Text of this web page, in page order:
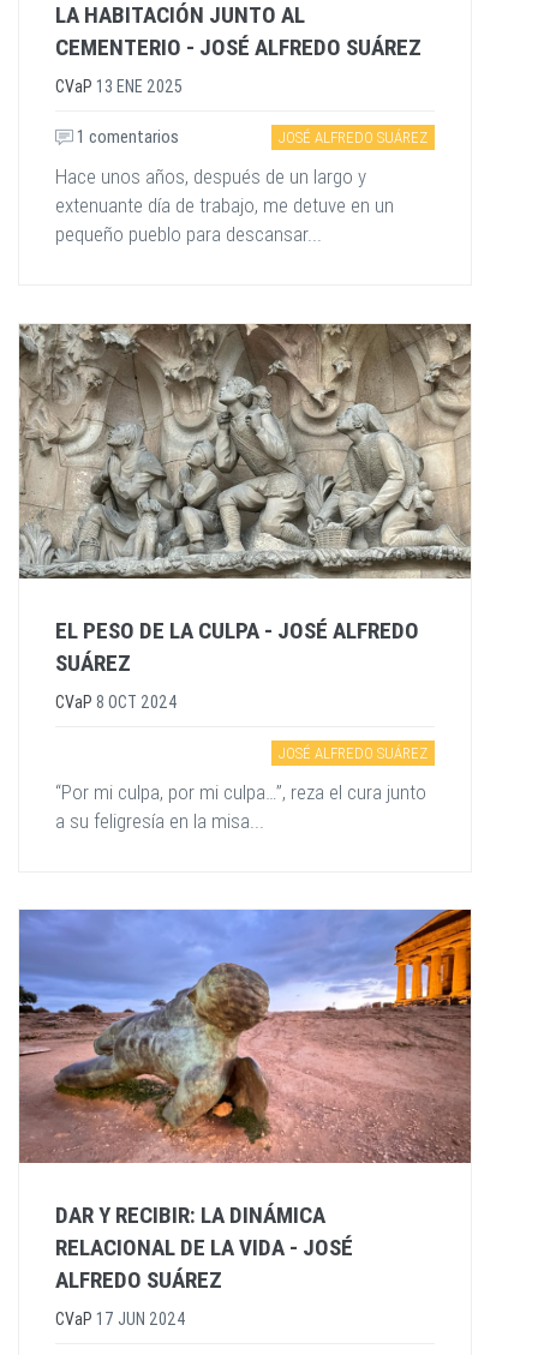
LA HABITACIÓN JUNTO AL
CEMENTERIO - JOSÉ ALFREDO SUÁREZ
CVaP 13 ENE 2025
JOSÉ ALFREDO SUÁREZ
1 comentarios
Hace unos años, después de un largo y
extenuante día de trabajo, me detuve en un
pequeño pueblo para descansar...
EL PESO DE LA CULPA - JOSÉ ALFREDO
SUÁREZ
CVaP 8 OCT 2024
JOSÉ ALFREDO SUÁREZ
“Por mi culpa, por mi culpa…”, reza el cura junto
a su feligresía en la misa...
DAR Y RECIBIR: LA DINÁMICA
RELACIONAL DE LA VIDA - JOSÉ
ALFREDO SUÁREZ
CVaP 17 JUN 2024